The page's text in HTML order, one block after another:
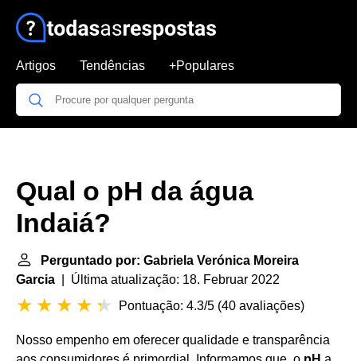
Artigos Tendências +Populares
Qual o pH da água
Indaiá?
Perguntado por: Gabriela Verónica Moreira
Garcia | Última atualização: 18. Februar 2022
Pontuação: 4.3/5 (40 avaliações)
Nosso empenho em oferecer qualidade e transparência